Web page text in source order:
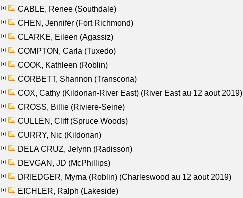
CABLE, Renee (Southdale)
CHEN, Jennifer (Fort Richmond)
CLARKE, Eileen (Agassiz)
COMPTON, Carla (Tuxedo)
COOK, Kathleen (Roblin)
CORBETT, Shannon (Transcona)
COX, Cathy (Kildonan-River East) (River East au 12 aout 2019)
CROSS, Billie (Riviere-Seine)
CULLEN, Cliff (Spruce Woods)
CURRY, Nic (Kildonan)
DELA CRUZ, Jelynn (Radisson)
DEVGAN, JD (McPhillips)
DRIEDGER, Myrna (Roblin) (Charleswood au 12 aout 2019)
EICHLER, Ralph (Lakeside)